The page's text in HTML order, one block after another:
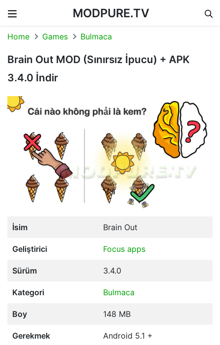
MODPURE.TV
Home Games Bulmaca
Brain Out MOD (Sınırsız İpucu) + APK
3.4.0 İndir
İsim Brain Out
Geliştirici Focus apps
Sürüm 3.4.0
Kategori Bulmaca
Boy 148 MB
Gerekmek Android 5.1 +